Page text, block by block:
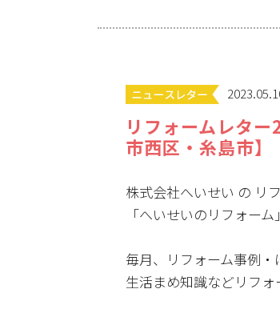
リフォームレタ
市西区・糸島市】
株式会社へいせい の リ
「へいせいのリフォーム
毎月、リフォーム事例
生活まめ知識などリフ